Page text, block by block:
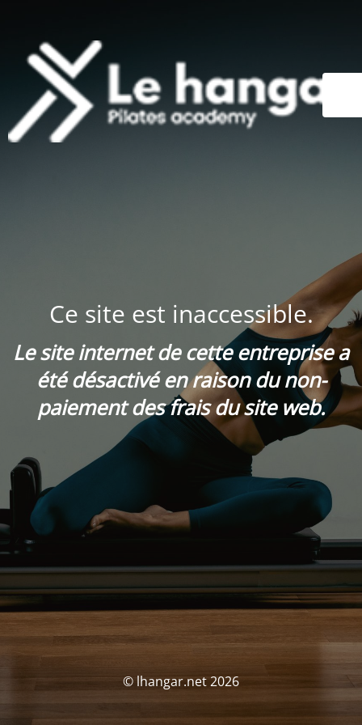
Ce site est inaccessible.
Le site internet de cette entreprise a
été désactivé en raison du non-
paiement des frais du site web.
© lhangar.net 2026